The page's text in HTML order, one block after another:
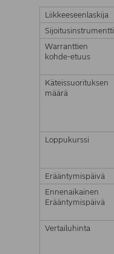
Liikkeeseenlaskija
Sijoitusinstrumentti
Warranttien
kohde-etuus
Käteissuorituksen
määrä
Loppukurssi
Erääntymispäivä
Ennenaikainen
Erääntymispäivä
Vertailuhinta